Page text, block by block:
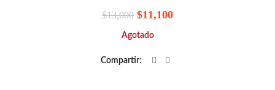
$13,000 El
original
$13,000.
$11,100El
Agotado
Compartir